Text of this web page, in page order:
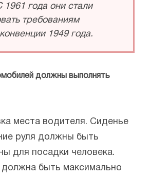
года они стали
требованиям
1949 года.
должны выполнять
места водителя. Сиденье
руля должны быть
для посадки человека.
должна быть максимально